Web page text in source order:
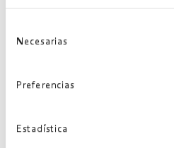
Necesarias
Preferencias
Estadística